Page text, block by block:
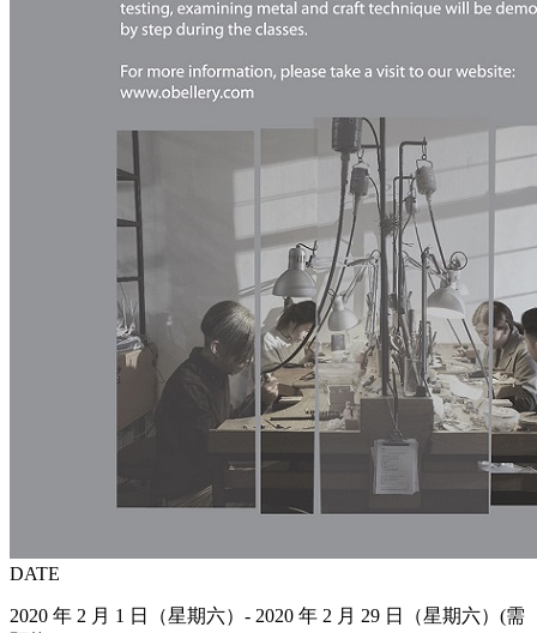
DATE
2020 年 2 月 1 日（星期六）- 2020 年 2 月 29 日（星期六）(需